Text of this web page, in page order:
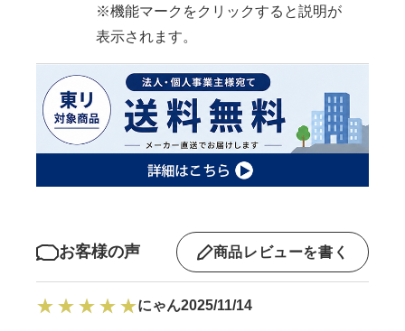
※機能マークをクリックすると説明が
表示されます。
お客様の声 商品レビューを書く
にゃん2025/11/14